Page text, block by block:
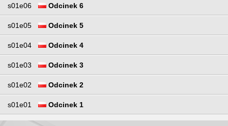
s01e06 Odcinek 6
s01e05 Odcinek 5
s01e04 Odcinek 4
s01e03 Odcinek 3
s01e02 Odcinek 2
s01e01 Odcinek 1